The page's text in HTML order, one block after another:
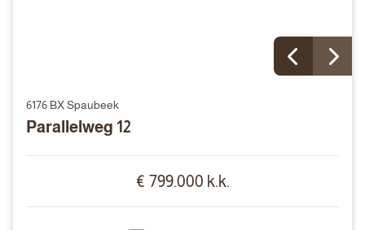
6176 BX Spaubeek
Parallelweg 12
€ 799.000 k.k.